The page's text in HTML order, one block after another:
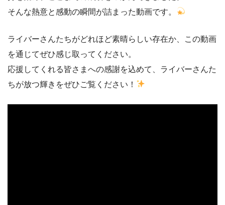
そんな熱意と感動の瞬間が詰まった動画です。
ライバーさんたちがどれほど素晴らしい存在か、この動画
を通じてぜひ感じ取ってください。
応援してくれる皆さまへの感謝を込めて、ライバーさんた
ちが放つ輝きをぜひご覧ください！